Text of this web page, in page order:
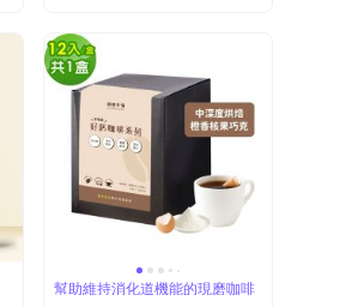
幫助維持消化道機能的現磨咖啡